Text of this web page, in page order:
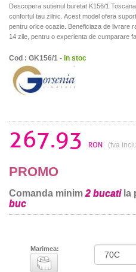
Descopera sutienul buretat K156/1
confortul tau zilnic. Acest model ofera
pentru orice ocazie. Beneficiaza de livrare
14 zile, pentru o experienta de cumparare
Cod : GK156/1 - in stoc
267.93 RON (tva
PROMO
Comanda minim 2 bucatila
buc
Marimea: